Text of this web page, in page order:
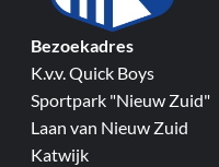
Bezoekadres
K.v.v. Quick Boys
Sportpark "Nieuw Zuid"
Laan van Nieuw Zuid
Katwijk